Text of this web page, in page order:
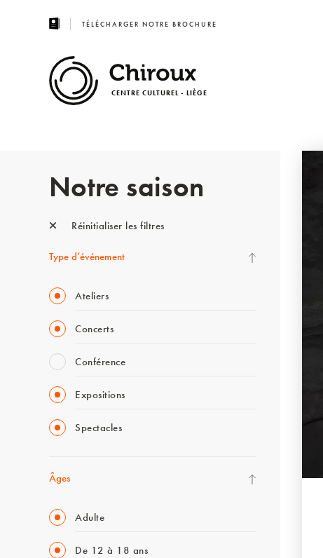
TÉLÉCHARGER NOTRE BROCHURE
CENTRE CULTUREL - LIÈGE
Notre saison
Réinitialiser les filtres
Type d’événement
Ateliers
Concerts
Conférence
Expositions
Spectacles
Âges
Adulte
De 12 à 18 ans